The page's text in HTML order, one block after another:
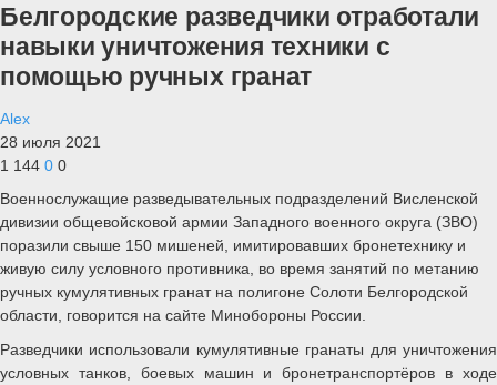
Белгородские разведчики отработали
навыки уничтожения техники с
помощью ручных гранат
Alex
28 июля 2021
1 144 0 0
Военнослужащие разведывательных подразделений Висленской
дивизии общевойсковой армии Западного военного округа (ЗВО)
поразили свыше 150 мишеней, имитировавших бронетехнику и
живую силу условного противника, во время занятий по метанию
ручных кумулятивных гранат на полигоне Солоти Белгородской
области, говорится на сайте Минобороны России.
Разведчики использовали кумулятивные гранаты для уничтожения
условных танков, боевых машин и бронетранспортёров в ходе